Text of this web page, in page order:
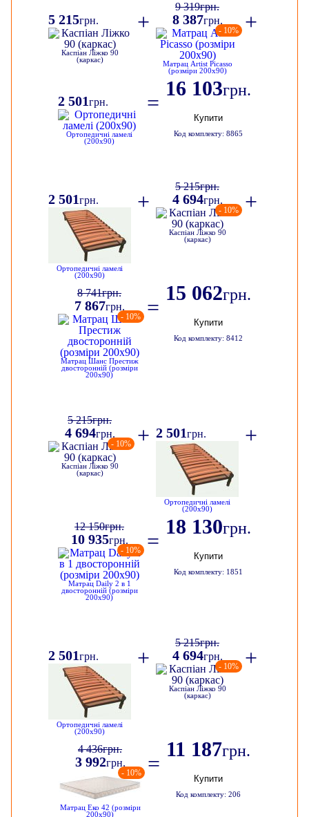
5 215грн.
Каспіан Ліжко 90
(каркас)
+
9 319грн.
8 387грн.
- 10%
Матрац Artist Picasso
(розміри 200х90)
+
2 501грн.
Ортопедичні ламелі
(200х90)
=
16 103грн.
Купити
Код комплекту: 8865
2 501грн.
Ортопедичні ламелі
(200х90)
+
5 215грн.
4 694грн.
- 10%
Каспіан Ліжко 90
(каркас)
+
8 741грн.
7 867грн.
- 10%
Матрац Шанс Престиж
двосторонній (розміри
200х90)
=
15 062грн.
Купити
Код комплекту: 8412
5 215грн.
4 694грн.
- 10%
Каспіан Ліжко 90
(каркас)
+ 2 501грн.
Ортопедичні ламелі
(200х90)
+
12 150грн.
10 935грн.
- 10%
Матрац Daily 2 в 1
двосторонній (розміри
200х90)
=
18 130грн.
Купити
Код комплекту: 1851
2 501грн.
Ортопедичні ламелі
(200х90)
+
5 215грн.
4 694грн.
- 10%
Каспіан Ліжко 90
(каркас)
+
4 436грн.
3 992грн.
- 10%
Матрац Еко 42 (розміри
200х90)
=
11 187грн.
Купити
Код комплекту: 206